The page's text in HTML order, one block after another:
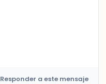
Responder a este mensaje